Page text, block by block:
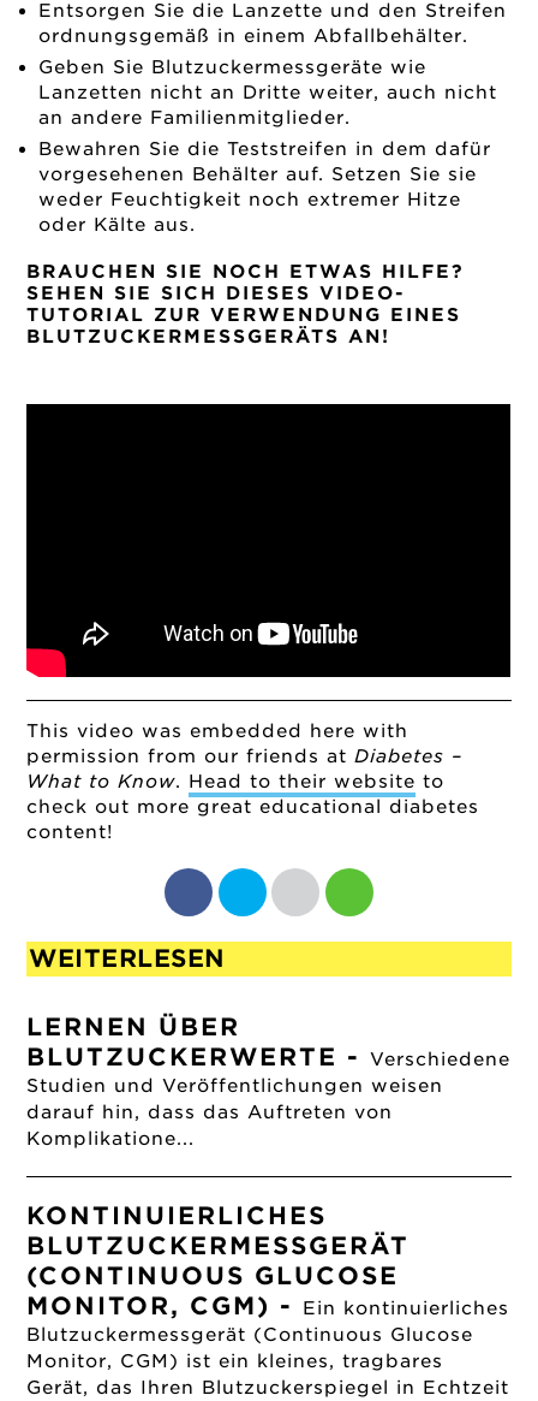
Entsorgen Sie die Lanzette und den Streifen
ordnungsgemäß in einem Abfallbehälter.
Geben Sie Blutzuckermessgeräte wie
Lanzetten nicht an Dritte weiter, auch nicht
an andere Familienmitglieder.
Bewahren Sie die Teststreifen in dem dafür
vorgesehenen Behälter auf. Setzen Sie sie
weder Feuchtigkeit noch extremer Hitze
oder Kälte aus.
BRAUCHEN SIE NOCH ETWAS HILFE?
SEHEN SIE SICH DIESES VIDEO-
TUTORIAL ZUR VERWENDUNG EINES
BLUTZUCKERMESSGERÄTS AN!
This video was embedded here with
permission from our friends atDiabetes –
What to Know. Head to their website to
check out more great educational diabetes
content!
WEITERLESEN
LERNEN ÜBER
BLUTZUCKERWERTE -Verschiedene
Studien und Veröffentlichungen weisen
darauf hin, dass das Auftreten von
Komplikatione...
KONTINUIERLICHES
BLUTZUCKERMESSGERÄT
(CONTINUOUS GLUCOSE
MONITOR, CGM) -
Ein kontinuierliches
Blutzuckermessgerät (Continuous Glucose
Monitor, CGM) ist ein kleines, tragbares
Gerät, das Ihren Blutzuckerspiegel in Echtzeit